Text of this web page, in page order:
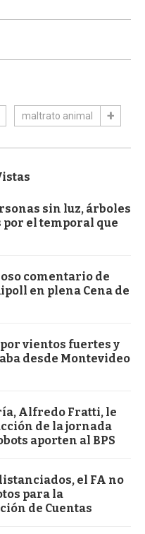
maltrato animal
sin luz, árboles
por el temporal que
comentario de
en plena Cena de
vientos fuertes y
desde Montevideo
Alfredo Fratti, le
de la jornada
aporten al BPS
el FA no
para la
de Cuentas